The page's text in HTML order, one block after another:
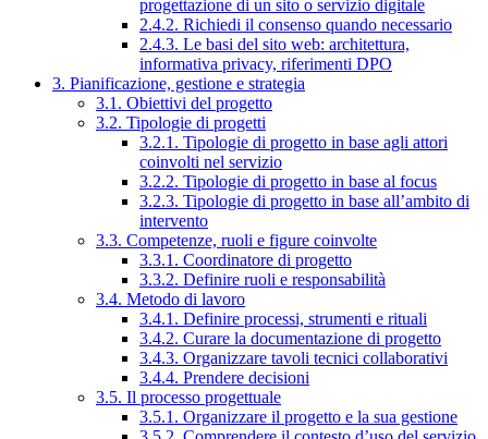
progettazione di un sito o servizio digitale
2.4.2. Richiedi il consenso quando necessario
2.4.3. Le basi del sito web: architettura,
informativa privacy, riferimenti DPO
3. Pianificazione, gestione e strategia
3.1. Obiettivi del progetto
3.2. Tipologie di progetti
3.2.1. Tipologie di progetto in base agli attori
coinvolti nel servizio
3.2.2. Tipologie di progetto in base al focus
3.2.3. Tipologie di progetto in base all’ambito di
intervento
3.3. Competenze, ruoli e figure coinvolte
3.3.1. Coordinatore di progetto
3.3.2. Definire ruoli e responsabilità
3.4. Metodo di lavoro
3.4.1. Definire processi, strumenti e rituali
3.4.2. Curare la documentazione di progetto
3.4.3. Organizzare tavoli tecnici collaborativi
3.4.4. Prendere decisioni
3.5. Il processo progettuale
3.5.1. Organizzare il progetto e la sua gestione